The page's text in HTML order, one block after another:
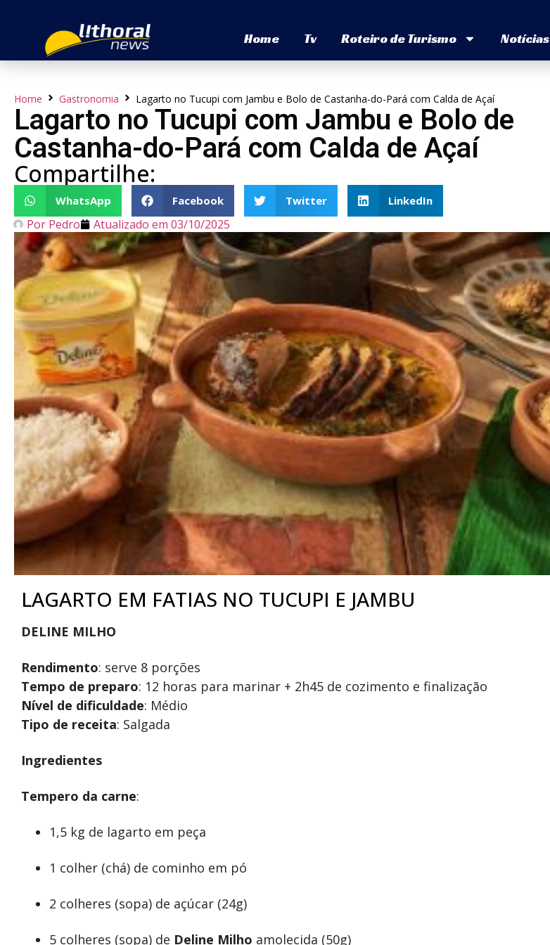
Home Tv Roteiro de Turismo Notícias
Home Gastronomia Lagarto no Tucupi com Jambu e Bolo de Castanha-do-Pará com Calda de Açaí
Lagarto no Tucupi com Jambu e Bolo de
Castanha-do-Pará com Calda de Açaí
Compartilhe:
WhatsApp Facebook Twitter LinkedIn
Por Pedro Atualizado em 03/10/2025
LAGARTO EM FATIAS NO TUCUPI E JAMBU
DELINE MILHO
Rendimento: serve 8 porções
Tempo de preparo: 12 horas para marinar + 2h45 de cozimento e finalização
Nível de dificuldade: Médio
Tipo de receita: Salgada
Ingredientes
Tempero da carne:
1,5 kg de lagarto em peça
1 colher (chá) de cominho em pó
2 colheres (sopa) de açúcar (24g)
5 colheres (sopa) de Deline Milho amolecida (50g)